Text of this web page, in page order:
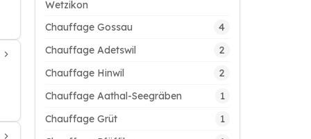
Wetzikon
Chauffage Gossau
4
Chauffage Adetswil 2
Chauffage Hinwil 2
Chauffage Aathal-Seegräben 1
Chauffage Grüt 1